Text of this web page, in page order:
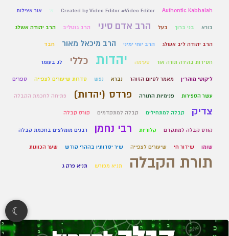
Authentic Kabbalah
Created by Video Editor #Video Editor א' אור אצילות
בורא בני ברוך בעל הרב אדם סיני הרב גוטליב הרב יהודה אשלג
הרב יהודה ליב אשלג הרב יוחי ימיני הרב מיכאל מאור חבד
חסידות בהירה תורה אור טעימה יהדות כללי לג בעומר
ליקוטי מוהר״ן מאמר לסיום הזוהר נברא נפש סדרות שיעורים לצפייה ספרים
עשר הספירות פנימיות התורה פרדס (יהדות) פתיחה לחכמת הקבלה
צדיק קבלה למתחילים קבלה למתקדמים קורס קבלה
קורס קבלה למתקדם קלוריות רבי נחמן רבנים מומלצים בחכמת קבלה
שומן שידור חי שיעורים לצפייה שיר יסדותיו בההרי קודש שער הכוונות
תורת הקבלה תניא מפורש תניא פרק ג
☾